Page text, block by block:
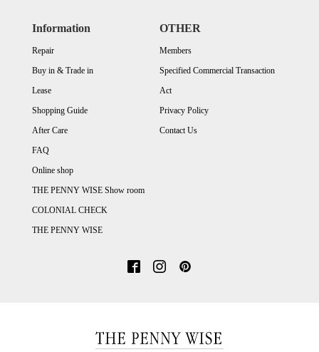
Information
Repair
Buy in & Trade in
Lease
Shopping Guide
After Care
FAQ
Online shop
THE PENNY WISE Show room
COLONIAL CHECK
THE PENNY WISE
OTHER
Members
Specified Commercial Transaction
Act
Privacy Policy
Contact Us